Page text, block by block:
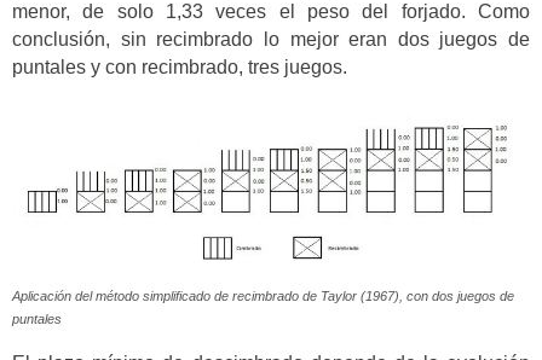
menor, de solo 1,33 veces el peso del forjado. Como
conclusión, sin recimbrado lo mejor eran dos juegos de
puntales y con recimbrado, tres juegos.
Aplicación del método simplificado de recimbrado de Taylor (1967), con dos juegos de
puntales